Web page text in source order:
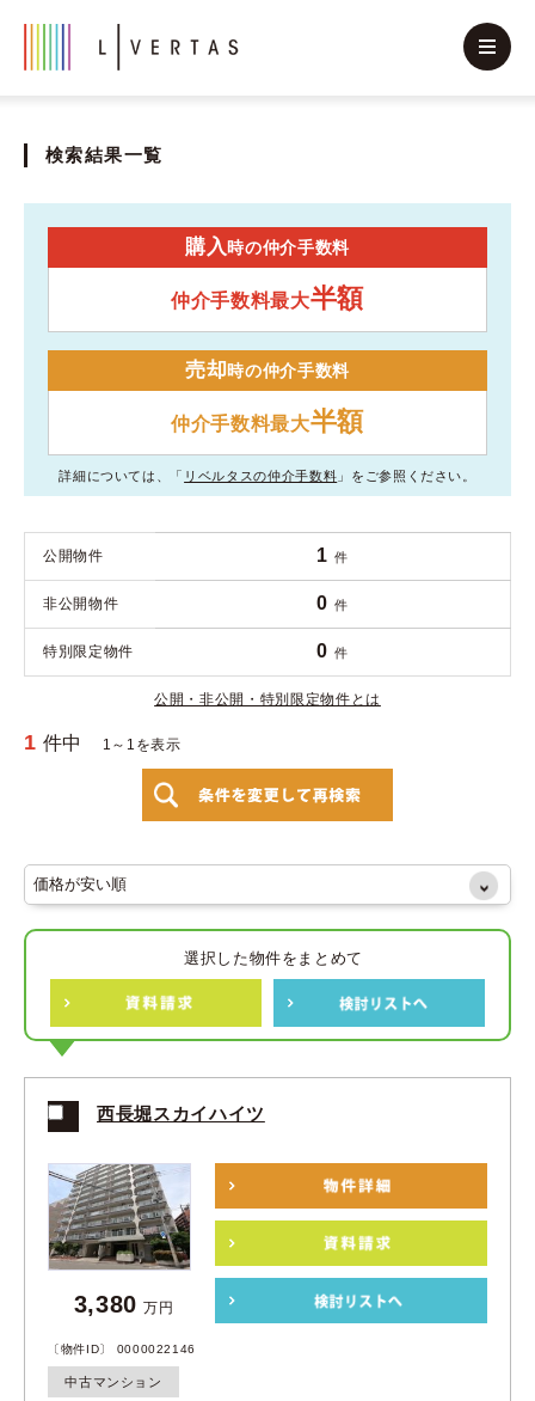
検索結果一覧
購入時の仲介手数料
仲介手数料最大半額
売却時の仲介手数料
仲介手数料最大半額
詳細については、「 リベルタスの仲介手数料 」をご参照ください。
公開物件 1 件
非公開物件 0 件
特別限定物件 0 件
公開・非公開・特別限定物件とは
1 件中 1～1を表示
選択した物件をまとめて
西長堀スカイハイツ
〔物件ID〕 0000022146
中古マンション
3,380 万円